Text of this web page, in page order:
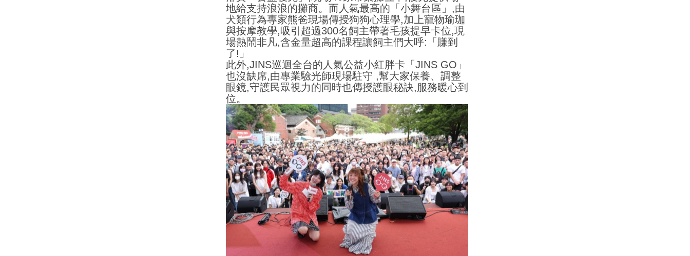
地給支持浪浪的攤商。而人氣最高的「小舞台區」,由
犬類行為專家熊爸現場傳授狗狗心理學,加上寵物瑜珈
與按摩教學,吸引超過300名飼主帶著毛孩提早卡位,現
場熱鬧非凡,含金量超高的課程讓飼主們大呼:「賺到
了!」
此外,JINS巡迴全台的人氣公益小紅胖卡「JINS GO」
也沒缺席,由專業驗光師現場駐守 ,幫大家保養、調整
眼鏡,守護民眾視力的同時也傳授護眼秘訣,服務暖心到
位。